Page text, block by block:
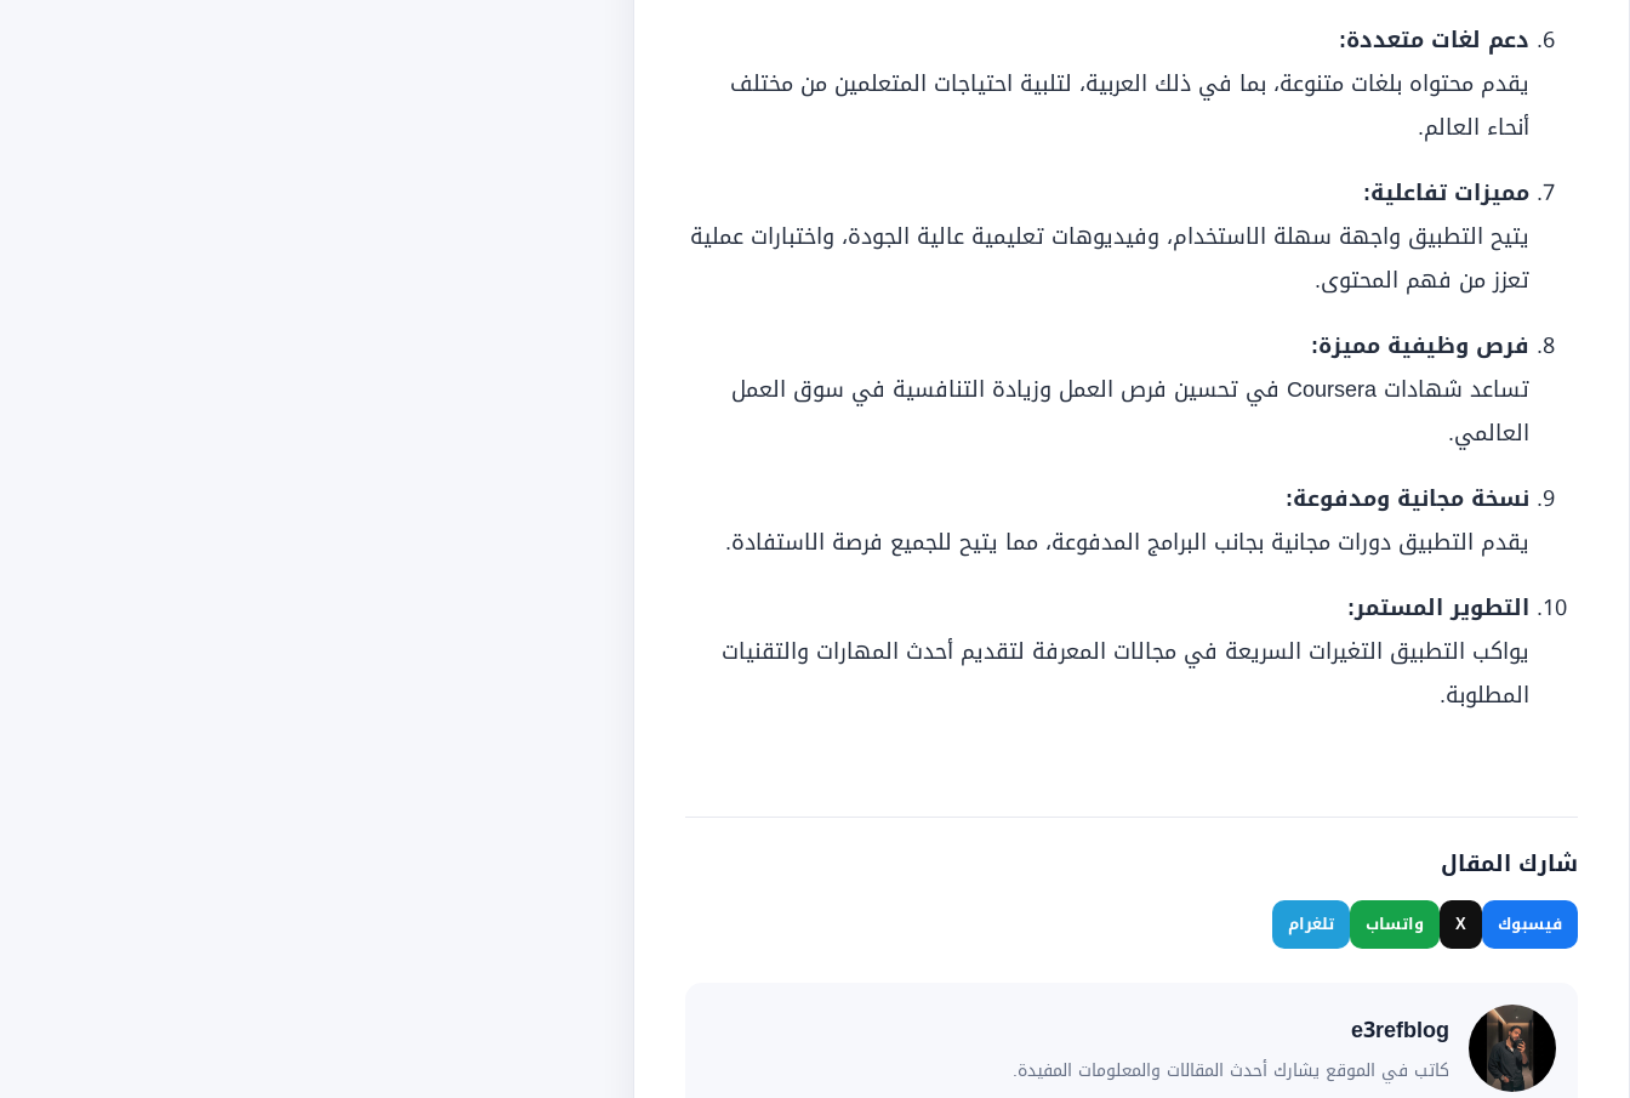
دعم لغات متعددة:
يقدم محتواه بلغات متنوعة، بما في ذلك العربية، لتلبية احتياجات المتعلمين من مختلف
أنحاء العالم.
مميزات تفاعلية:
يتيح التطبيق واجهة سهلة الاستخدام، وفيديوهات تعليمية عالية الجودة، واختبارات عملية
تعزز من فهم المحتوى.
فرص وظيفية مميزة:
تساعد شهادات Coursera في تحسين فرص العمل وزيادة التنافسية في سوق العمل
العالمي.
نسخة مجانية ومدفوعة:
يقدم التطبيق دورات مجانية بجانب البرامج المدفوعة، مما يتيح للجميع فرصة الاستفادة.
التطوير المستمر:
يواكب التطبيق التغيرات السريعة في مجالات المعرفة لتقديم أحدث المهارات والتقنيات
المطلوبة.
شارك المقال
فيسبوك X واتساب تلغرام
e3refblog
كاتب في الموقع يشارك أحدث المقالات والمعلومات المفيدة.